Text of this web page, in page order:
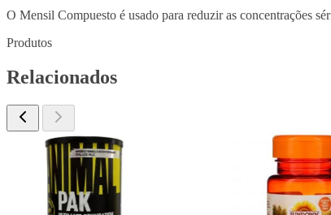
O Mensil Compuesto é usado para reduzir as concentrações
Produtos
Relacionados